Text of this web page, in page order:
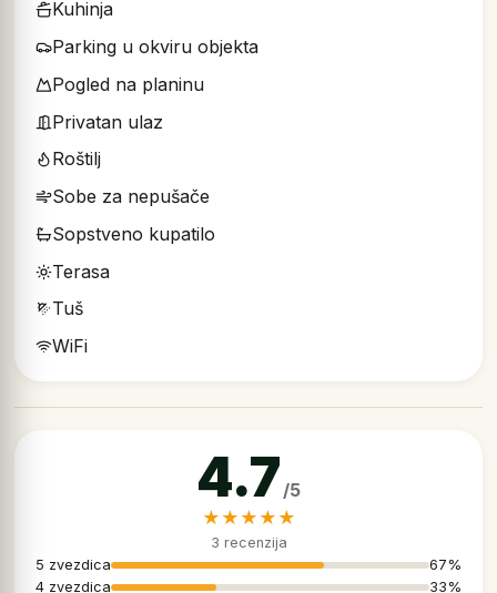
Kuhinja
Parking u okviru objekta
Pogled na planinu
Privatan ulaz
Roštilj
Sobe za nepušače
Sopstveno kupatilo
Terasa
Tuš
WiFi
4.7
★★★★★
3 recenzija
5 zvezdica
67%
4 zvezdica
33%